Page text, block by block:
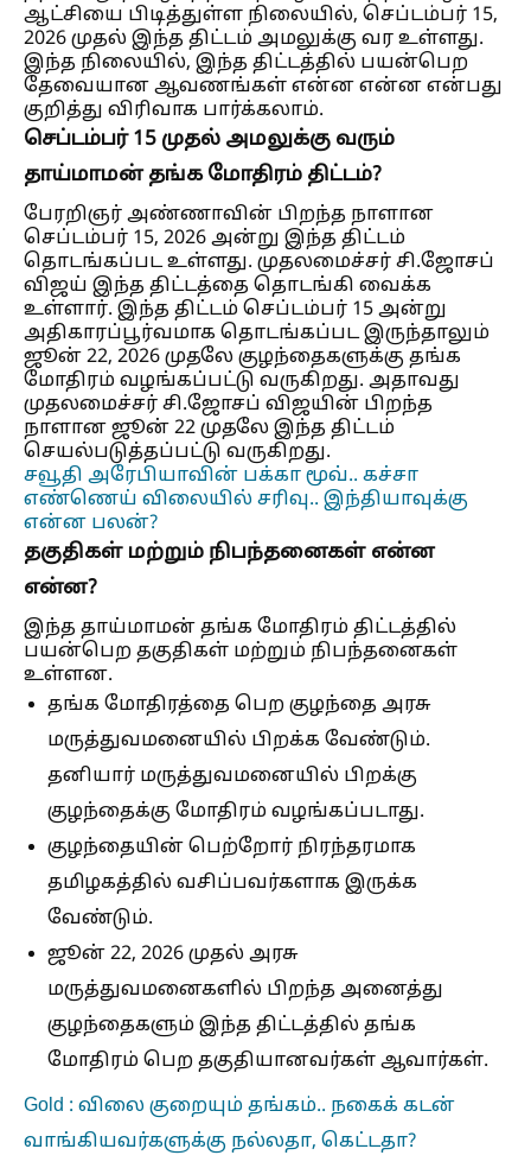
ஆட்சியை பிடித்துள்ள நிலையில், செப்டம்பர் 15,
2026 முதல் இந்த திட்டம் அமலுக்கு வர உள்ளது.
இந்த நிலையில், இந்த திட்டத்தில் பயன்பெற
தேவையான ஆவணங்கள் என்ன என்ன என்பது
குறித்து விரிவாக பார்க்கலாம்.
செப்டம்பர் 15 முதல் அமலுக்கு வரும்
தாய்மாமன் தங்க மோதிரம் திட்டம்?
பேரறிஞர் அண்ணாவின் பிறந்த நாளான
செப்டம்பர் 15, 2026 அன்று இந்த திட்டம்
தொடங்கப்பட உள்ளது. முதலமைச்சர் சி.ஜோசப்
விஜய் இந்த திட்டத்தை தொடங்கி வைக்க
உள்ளார். இந்த திட்டம் செப்டம்பர் 15 அன்று
அதிகாரப்பூர்வமாக தொடங்கப்பட இருந்தாலும்
ஜூன் 22, 2026 முதலே குழந்தைகளுக்கு தங்க
மோதிரம் வழங்கப்பட்டு வருகிறது. அதாவது
முதலமைச்சர் சி.ஜோசப் விஜயின் பிறந்த
நாளான ஜூன் 22 முதலே இந்த திட்டம்
செயல்படுத்தப்பட்டு வருகிறது.
சவூதி அரேபியாவின் பக்கா மூவ்.. கச்சா
எண்ணெய் விலையில் சரிவு.. இந்தியாவுக்கு
என்ன பலன்?
தகுதிகள் மற்றும் நிபந்தனைகள் என்ன
என்ன?
இந்த தாய்மாமன் தங்க மோதிரம் திட்டத்தில்
பயன்பெற தகுதிகள் மற்றும் நிபந்தனைகள்
உள்ளன.
தங்க மோதிரத்தை பெற குழந்தை அரசு
மருத்துவமனையில் பிறக்க வேண்டும்.
தனியார் மருத்துவமனையில் பிறக்கு
குழந்தைக்கு மோதிரம் வழங்கப்படாது.
குழந்தையின் பெற்றோர் நிரந்தரமாக
தமிழகத்தில் வசிப்பவர்களாக இருக்க
வேண்டும்.
ஜூன் 22, 2026 முதல் அரசு
மருத்துவமனைகளில் பிறந்த அனைத்து
குழந்தைகளும் இந்த திட்டத்தில் தங்க
மோதிரம் பெற தகுதியானவர்கள் ஆவார்கள்.
Gold : விலை குறையும் தங்கம்.. நகைக் கடன்
வாங்கியவர்களுக்கு நல்லதா, கெட்டதா?